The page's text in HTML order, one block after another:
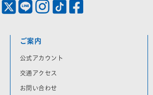
ご案内
公式アカウント
交通アクセス
お問い合わせ